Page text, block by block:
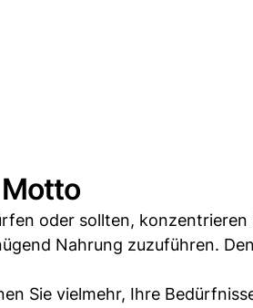
oder sollten, konzentrieren
Nahrung zuzuführen.
Sie vielmehr, Ihre